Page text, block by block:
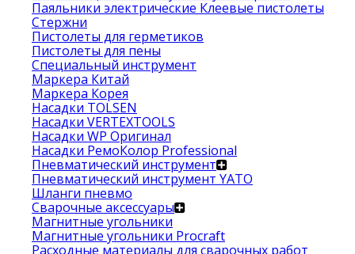
Паяльники электрические Клеевые пистолеты
Стержни
Пистолеты для герметиков
Пистолеты для пены
Специальный инструмент
Маркера Китай
Маркера Корея
Насадки TOLSEN
Насадки VERTEXTOOLS
Насадки WP Оригинал
Насадки РемоКолор Professional
Пневматический инструмент
Пневматический инструмент YATO
Шланги пневмо
Сварочные аксессуары
Магнитные угольники
Магнитные угольники Procraft
Расходные материалы для сварочных работ